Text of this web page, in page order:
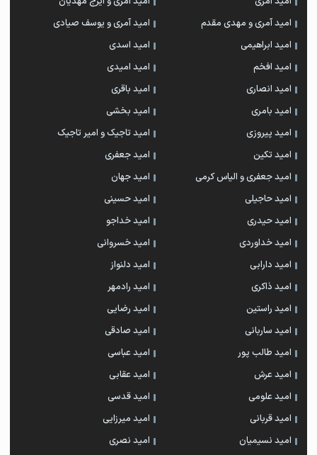
امید آمری و مهدی مقدم
امید آمری و یوسف صیادی
امید ابراهیمی
امید اسدی
امید افخم
امید امیدی
امید انصاری
امید باقری
امید بامری
امید بخشی
امید پیروزی
امید تاجیک و امیر تاجیک
امید تکین
امید جعفری
امید جعفری و الیاس کرمی
امید جهان
امید حاجیلی
امید حسینی
امید حیدری
امید خداجو
امید خداوردی
امید خسروانی
امید دارابی
امید دلنواز
امید ذاکری
امید رادمهر
امید راستین
امید رضایی
امید ساربانی
امید صادقی
امید طالب پور
امید عباسی
امید عرش
امید عقابی
امید علومی
امید قدسی
امید قربانی
امید میرزایی
امید نسیمیان
امید نصری